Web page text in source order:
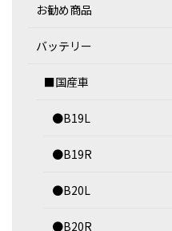
お勧め商品
バッテリー
■国産車
●B19L
●B19R
●B20L
●B20R